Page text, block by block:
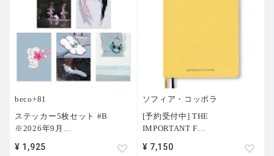
beco+81
ステッカー5枚セット #B
※2026年9月 …
¥ 1,925
ソフィア・コッポラ
[予約受付中] THE
IMPORTANT F…
¥ 7,150